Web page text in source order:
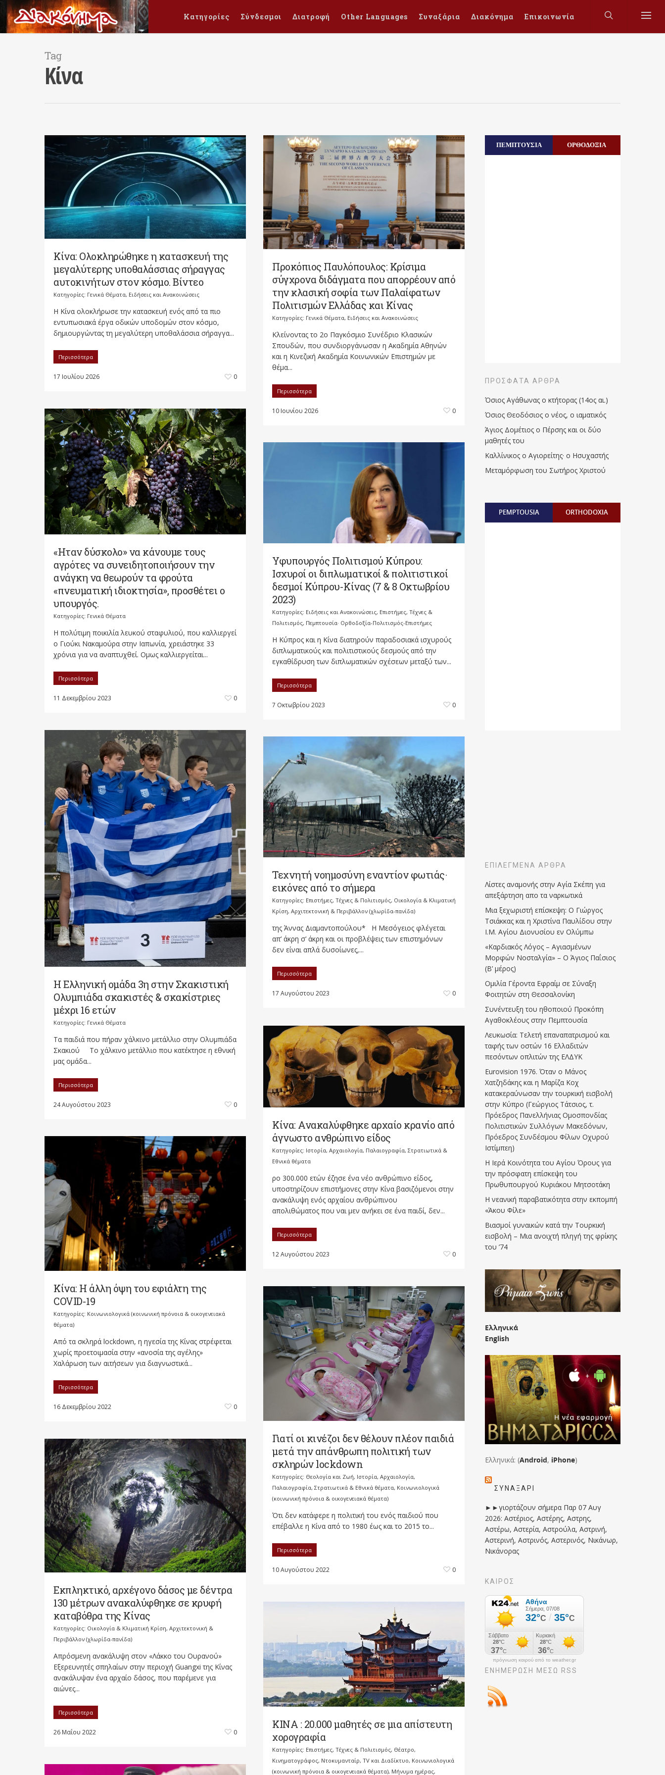
Κατηγορίες Σύνδεσμοι Διατροφή Other Languages Συναξάρια Διακόνημα Επικοινωνία
Tag
Κίνα
Κίνα: Ολοκληρώθηκε η κατασκευή της
μεγαλύτερης υποθαλάσσιας σήραγγας
αυτοκινήτων στον κόσμο. Βίντεο
Κατηγορίες: Γενικά Θέματα, Ειδήσεις και Ανακοινώσεις
Η Κίνα ολοκλήρωσε την κατασκευή ενός από τα πιο
εντυπωσιακά έργα οδικών υποδομών στον κόσμο,
δημιουργώντας τη μεγαλύτερη υποθαλάσσια σήραγγα...
Περισσότερα
17 Ιουλίου 2026 0
Προκόπιος Παυλόπουλος: Κρίσιμα
σύγχρονα διδάγματα που απορρέουν από
την κλασική σοφία των Παλαίφατων
Πολιτισμών Ελλάδας και Κίνας
Κατηγορίες: Γενικά Θέματα, Ειδήσεις και Ανακοινώσεις
Κλείνοντας το 2ο Παγκόσμιο Συνέδριο Κλασικών
Σπουδών, που συνδιοργάνωσαν η Ακαδημία Αθηνών
και η Κινεζική Ακαδημία Κοινωνικών Επιστημών με
θέμα...
Περισσότερα
10 Ιουνίου 2026 0
«Ηταν δύσκολο» να κάνουμε τους
αγρότες να συνειδητοποιήσουν την
ανάγκη να θεωρούν τα φρούτα
«πνευματική ιδιοκτησία», προσθέτει ο
υπουργός.
Κατηγορίες: Γενικά Θέματα
Η πολύτιμη ποικιλία λευκού σταφυλιού, που καλλιεργεί
ο Γιούκι Νακαμούρα στην Ιαπωνία, χρειάστηκε 33
χρόνια για να αναπτυχθεί. Ομως καλλιεργείται...
Περισσότερα
11 Δεκεμβρίου 2023 0
Υφυπουργός Πολιτισμού Κύπρου:
Ισχυροί οι διπλωματικοί & πολιτιστικοί
δεσμοί Κύπρου-Κίνας (7 & 8 Οκτωβρίου
2023)
Κατηγορίες: Ειδήσεις και Ανακοινώσεις, Επιστήμες, Τέχνες &
Πολιτισμός, Πεμπτουσία· Ορθοδοξία-Πολιτισμός-Επιστήμες
Η Κύπρος και η Κίνα διατηρούν παραδοσιακά ισχυρούς
διπλωματικούς και πολιτιστικούς δεσμούς από την
εγκαθίδρυση των διπλωματικών σχέσεων μεταξύ των...
Περισσότερα
7 Οκτωβρίου 2023 0
Η Ελληνική ομάδα 3η στην Σκακιστική
Ολυμπιάδα σκακιστές & σκακίστριες
μέχρι 16 ετών
Κατηγορίες: Γενικά Θέματα
Τα παιδιά που πήραν χάλκινο μετάλλιο στην Ολυμπιάδα
Σκακιού Το χάλκινο μετάλλιο που κατέκτησε η εθνική
μας ομάδα...
Περισσότερα
24 Αυγούστου 2023 0
Τεχνητή νοημοσύνη εναντίον φωτιάς·
εικόνες από το σήμερα
Κατηγορίες: Επιστήμες, Τέχνες & Πολιτισμός, Οικολογία & Κλιματική
Κρίση, Αρχιτεκτονική & Περιβάλλον (χλωρίδα-πανίδα)
της Άννας Διαμαντοπούλου* Η Μεσόγειος φλέγεται
απ’ άκρη σ’ άκρη και οι προβλέψεις των επιστημόνων
δεν είναι απλά δυσοίωνες,...
Περισσότερα
17 Αυγούστου 2023 0
Κίνα: Ανακαλύφθηκε αρχαίο κρανίο από
άγνωστο ανθρώπινο είδος
Κατηγορίες: Ιστορία, Αρχαιολογία, Παλαιογραφία, Στρατιωτικά &
Εθνικά θέματα
ρο 300.000 ετών έζησε ένα νέο ανθρώπινο είδος,
υποστηρίζουν επιστήμονες στην Κίνα βασιζόμενοι στην
ανακάλυψη ενός αρχαίου ανθρώπινου
απολιθώματος που ναι μεν ανήκει σε ένα παιδί, δεν...
Περισσότερα
12 Αυγούστου 2023 0
Κίνα: Η άλλη όψη του εφιάλτη της
COVID-19
Κατηγορίες: Κοινωνιολογικά (κοινωνική πρόνοια & οικογενειακά
θέματα)
Από τα σκληρά lockdown, η ηγεσία της Κίνας στρέφεται
χωρίς προετοιμασία στην «ανοσία της αγέλης»
Χαλάρωση των αιτήσεων για διαγνωστικά...
Περισσότερα
16 Δεκεμβρίου 2022 0
Γιατί οι κινέζοι δεν θέλουν πλέον παιδιά
μετά την απάνθρωπη πολιτική των
σκληρών lockdown
Κατηγορίες: Θεολογία και Ζωή, Ιστορία, Αρχαιολογία,
Παλαιογραφία, Στρατιωτικά & Εθνικά θέματα, Κοινωνιολογικά
(κοινωνική πρόνοια & οικογενειακά θέματα)
Ότι δεν κατάφερε η πολιτική του ενός παιδιού που
επέβαλλε η Κίνα από το 1980 έως και το 2015 το...
Περισσότερα
10 Αυγούστου 2022 0
Εκπληκτικό, αρχέγονο δάσος με δέντρα
130 μέτρων ανακαλύφθηκε σε κρυφή
καταβόθρα της Κίνας
Κατηγορίες: Οικολογία & Κλιματική Κρίση, Αρχιτεκτονική &
Περιβάλλον (χλωρίδα-πανίδα)
Απρόσμενη ανακάλυψη στον «Λάκκο του Ουρανού»
Eξερευνητές σπηλαίων στην περιοχή Guangxi της Κίνας
ανακάλυψαν ένα αρχαίο δάσος, που παρέμενε για
αιώνες...
Περισσότερα
26 Μαΐου 2022 0
KINA : 20.000 μαθητές σε μια απίστευτη
χορογραφία
Κατηγορίες: Επιστήμες, Τέχνες & Πολιτισμός, Θέατρο,
Κινηματογράφος, Ντοκυμανταίρ, TV και Διαδίκτυο, Κοινωνιολογικά
(κοινωνική πρόνοια & οικογενειακά θέματα), Μήνυμα ημέρας,
ΠΕΜΠΤΟΥΣΙΑ ΟΡΘΟΔΟΞΙΑ
ΠΡΌΣΦΑΤΑ ΆΡΘΡΑ
Όσιος Αγάθωνας ο κτήτορας (14ος αι.)
Όσιος Θεοδόσιος ο νέος, ο ιαματικός
Άγιος Δομέτιος ο Πέρσης και οι δύο
μαθητές του
Καλλίνικος ο Αγιορείτης · ο Ησυχαστής
Μεταμόρφωση του Σωτήρος Χριστού
PEMPTOUSIA ORTHODOXIA
ΕΠΙΛΕΓΜΈΝΑ ΆΡΘΡΑ
Λίστες αναμονής στην Αγία Σκέπη για
απεξάρτηση απο τα ναρκωτικά
Μια ξεχωριστή επίσκεψη: Ο Γιώργος
Τσιάκκας και η Χριστίνα Παυλίδου στην
Ι.Μ. Αγίου Διονυσίου εν Ολύμπω
«Καρδιακός Λόγος – Αγιασμένων
Μορφών Νοσταλγία» – Ο Άγιος Παΐσιος
(Β’ μέρος)
Ομιλία Γέροντα Εφραίμ σε Σύναξη
Φοιτητών στη Θεσσαλονίκη
Συνέντευξη του ηθοποιού Προκόπη
Αγαθοκλέους στην Πεμπτουσία
Λευκωσία: Τελετή επαναπατρισμού και
ταφής των οστών 16 Ελλαδιτών
πεσόντων οπλιτών της ΕΛΔΥΚ
Eurovision 1976. Όταν ο Μάνος
Χατζηδάκης και η Μαρίζα Κοχ
κατακεραύνωσαν την τουρκική εισβολή
στην Κύπρο (Γεώργιος Τάτσιος, τ.
Πρόεδρος Πανελλήνιας Ομοσπονδίας
Πολιτιστικών Συλλόγων Μακεδόνων,
Πρόεδρος Συνδέσμου Φίλων Οχυρού
Ιστίμπεη)
Η Ιερά Κοινότητα του Αγίου Όρους για
την πρόσφατη επίσκεψη του
Πρωθυπουργού Κυριάκου Μητσοτάκη
Η νεανική παραβατικότητα στην εκπομπή
«Άκου Φίλε»
Βιασμοί γυναικών κατά την Τουρκική
εισβολή – Μια ανοιχτή πληγή της φρίκης
του ’74
Ελληνικά
English
Ελληνικά: (Android, iPhone)
ΣΥΝΑΞΆΡΙ
►►γιορτάζουν σήμερα Παρ 07 Αυγ
2026: Αστέριος, Αστέρης, Αστρης,
Αστέρω, Αστερία, Αστρούλα, Αστρινή,
Αστερινή, Αστρινός, Αστερινός, Νικάνωρ,
Νικάνορας
ΚΑΙΡΟΣ
πρόγνωση καιρού από το weather.gr
ΕΝΗΜΈΡΩΣΉ ΜΕΣΩ RSS